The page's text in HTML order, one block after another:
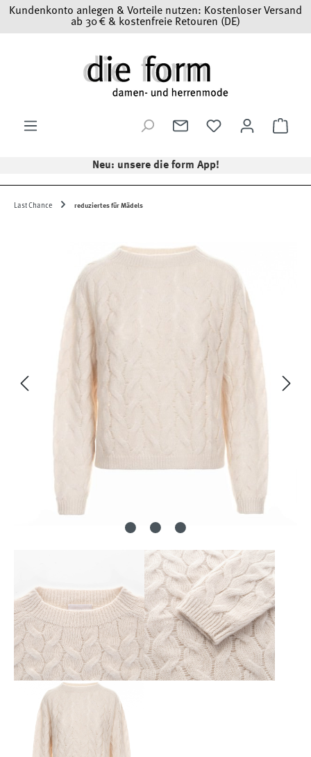
Zum Hauptinhalt springen
Kundenkonto anlegen & Vorteile nutzen: Kostenloser Versand
ab 30 € & kostenfreie Retouren (DE)
Neu: unsere die form App!
Last Chance reduziertes für Mädels